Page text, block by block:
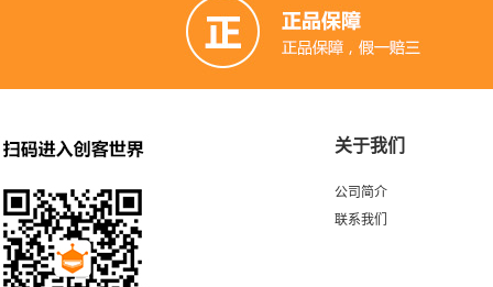
关于我们
公司简介
联系我们